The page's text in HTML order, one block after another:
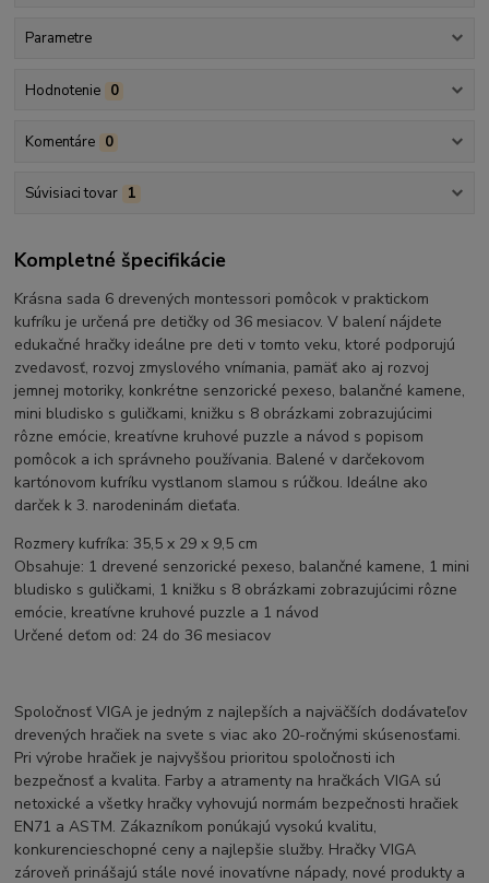
Parametre
Hodnotenie 0
Komentáre 0
Súvisiaci tovar 1
Kompletné špecifikácie
Krásna sada 6 drevených montessori pomôcok v praktickom
kufríku je určená pre detičky od 36 mesiacov. V balení nájdete
edukačné hračky ideálne pre deti v tomto veku, ktoré podporujú
zvedavosť, rozvoj zmyslového vnímania, pamäť ako aj rozvoj
jemnej motoriky, konkrétne senzorické pexeso, balančné kamene,
mini bludisko s guličkami, knižku s 8 obrázkami zobrazujúcimi
rôzne emócie, kreatívne kruhové puzzle a návod s popisom
pomôcok a ich správneho používania. Balené v darčekovom
kartónovom kufríku vystlanom slamou s rúčkou. Ideálne ako
darček k 3. narodeninám dieťaťa.
Rozmery kufríka: 35,5 x 29 x 9,5 cm
Obsahuje: 1 drevené senzorické pexeso, balančné kamene, 1 mini
bludisko s guličkami, 1 knižku s 8 obrázkami zobrazujúcimi rôzne
emócie, kreatívne kruhové puzzle a 1 návod
Určené deťom od: 24 do 36 mesiacov
Spoločnosť VIGA je jedným z najlepších a najväčších dodávateľov
drevených hračiek na svete s viac ako 20-ročnými skúsenosťami.
Pri výrobe hračiek je najvyššou prioritou spoločnosti ich
bezpečnosť a kvalita. Farby a atramenty na hračkách VIGA sú
netoxické a všetky hračky vyhovujú normám bezpečnosti hračiek
EN71 a ASTM. Zákazníkom ponúkajú vysokú kvalitu,
konkurencieschopné ceny a najlepšie služby. Hračky VIGA
zároveň prinášajú stále nové inovatívne nápady, nové produkty a